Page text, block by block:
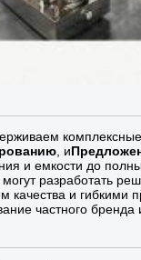
комплексные
, и
и емкости до
разработать
качества и
частного бренда